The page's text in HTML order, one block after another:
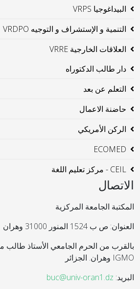
البيداغوجيا VRPS
التنمية و الإستشراف و التوجيه VRDPO
العلاقات الخارجية VRRE
دار طالب الدكتوراه
التعلم عن بعد
حاضنة الاعمال
الركن الأمريكي
ECOMED
CEIL - مركز تعليم اللغة
الاتصال
المكتبة الجامعة المركزية
العنوان: ص ب 1524 المنور 31000 وهران
بالقرب من الحرم الجامعي الأستاذ طالب
IGMO وهران. الجزائر
البريد: buc@univ-oran1.dz